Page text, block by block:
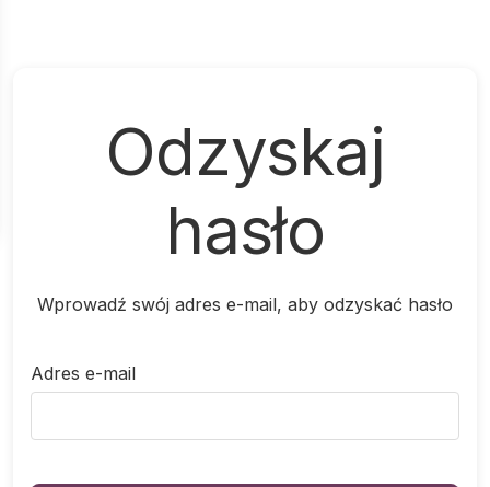
Odzyskaj
hasło
Wprowadź swój adres e-mail, aby odzyskać hasło
Adres e-mail